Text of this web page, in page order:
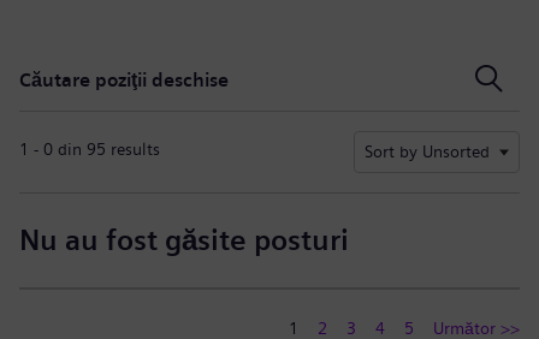
Căutare poziţii deschise
1 - 0 din 95 results Sort by Unsorted
Nu au fost găsite posturi
1 2 3 4 5 Următor >>